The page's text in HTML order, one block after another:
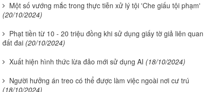
Một số vướng mắc trong thực tiễn xử lý tội 'Che giấu tội phạm'
(20/10/2024)
Phạt tiền từ 10 - 20 triệu đồng khi sử dụng giấy tờ giả liên quan
đất đai (20/10/2024)
Xuất hiện hình thức lừa đảo mới sử dụng AI (18/10/2024)
Người hưởng án treo có thể được làm việc ngoài nơi cư trú
(18/10/2024)